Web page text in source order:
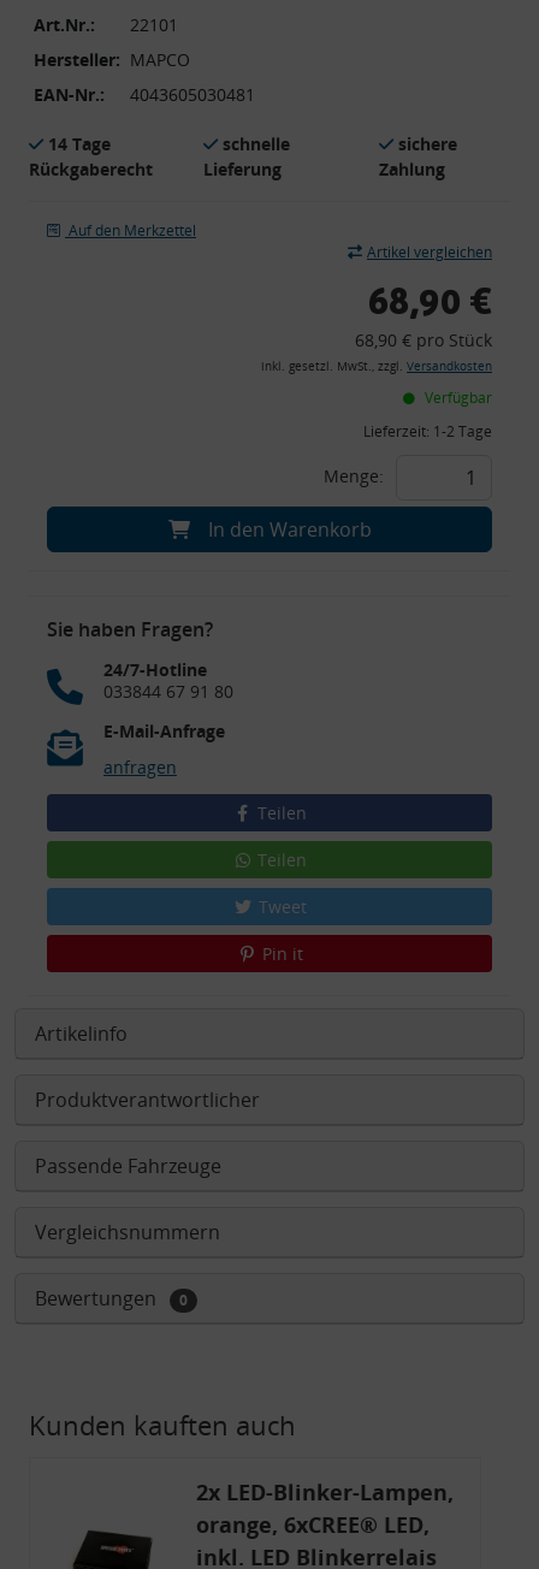
Art.Nr.:
22101
Hersteller: MAPCO
EAN-Nr.:
4043605030481
14 Tage
Rückgaberecht
schnelle
Lieferung
sichere
Zahlung
Auf den Merkzettel
Artikel vergleichen
68,90 €
68,90 € pro Stück
inkl. gesetzl. MwSt., zzgl. Versandkosten
Verfügbar
Lieferzeit: 1-2 Tage
Menge:
In den Warenkorb
Sie haben Fragen?
24/7-Hotline
033844 67 91 80
E-Mail-Anfrage
anfragen
Teilen
Teilen
Tweet
Pin it
Artikelinfo
Produktverantwortlicher
Passende Fahrzeuge
Vergleichsnummern
Bewertungen 0
Kunden kauften auch
2x LED-Blinker-Lampen,
orange, 6xCREE® LED,
inkl. LED Blinkerrelais